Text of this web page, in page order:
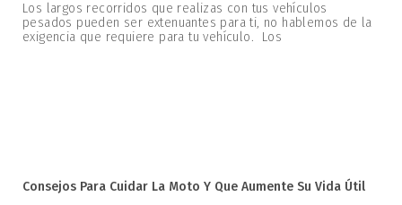
Los largos recorridos que realizas con tus vehículos
pesados pueden ser extenuantes para ti, no hablemos de la
exigencia que requiere para tu vehículo. Los
Consejos Para Cuidar La Moto Y Que Aumente Su Vida Útil